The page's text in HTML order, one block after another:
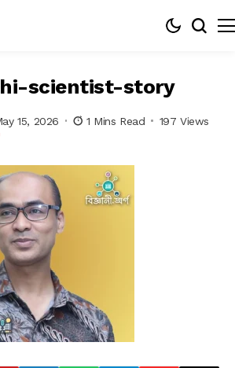
scientist-story
15, 2026 1 Mins Read 197 Views